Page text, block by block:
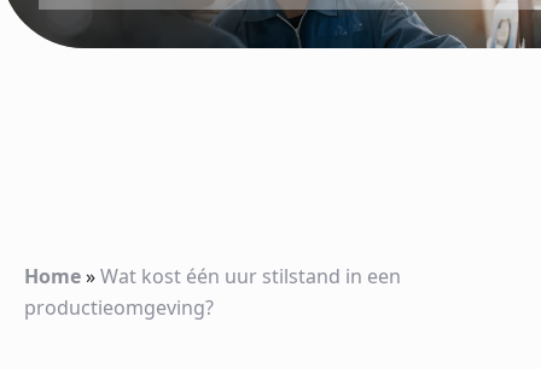
Home»Wat kost één uur stilstand in een
productieomgeving?